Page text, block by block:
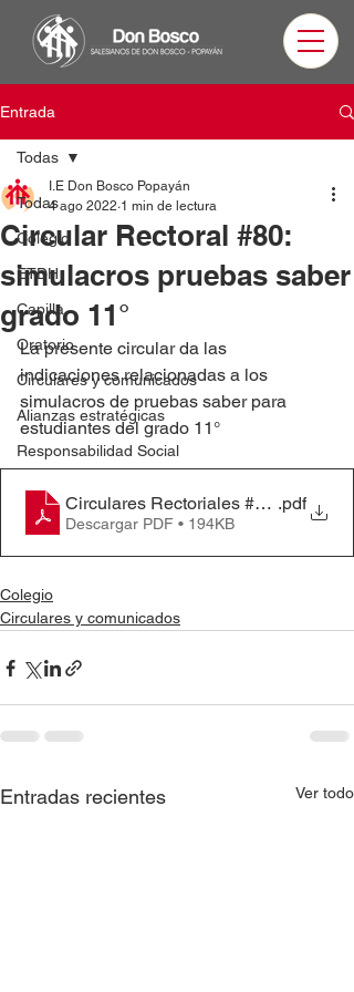
Entrada
Todas
Colegio
ETDH
Capilla
Oratorio
Circulares y comunicados
Alianzas estratégicas
Responsabilidad Social
Todas
Circular Rectoral #80:
simulacros pruebas saber
grado 11°
I.E Don Bosco Popayán
4 ago 2022 1 min de lectura
La presente circular da las
indicaciones relacionadas a los
simulacros de pruebas saber para
estudiantes del grado 11°
Circulares Rectoriales #80 - Once
.pdf
Descargar PDF • 194KB
Colegio
Circulares y comunicados
Entradas recientes Ver todo